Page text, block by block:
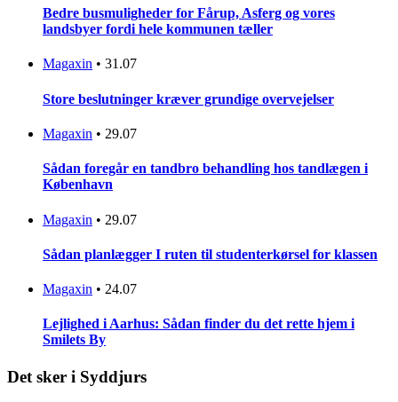
Bedre busmuligheder for Fårup, Asferg og vores
landsbyer fordi hele kommunen tæller
Magaxin • 31.07
Store beslutninger kræver grundige overvejelser
Magaxin • 29.07
Sådan foregår en tandbro behandling hos tandlægen i
København
Magaxin • 29.07
Sådan planlægger I ruten til studenterkørsel for klassen
Magaxin • 24.07
Lejlighed i Aarhus: Sådan finder du det rette hjem i
Smilets By
Det sker i Syddjurs